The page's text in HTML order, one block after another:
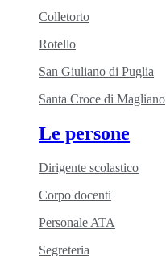
Colletorto
Rotello
San Giuliano di Puglia
Santa Croce di Magliano
Le persone
Dirigente scolastico
Corpo docenti
Personale ATA
Segreteria